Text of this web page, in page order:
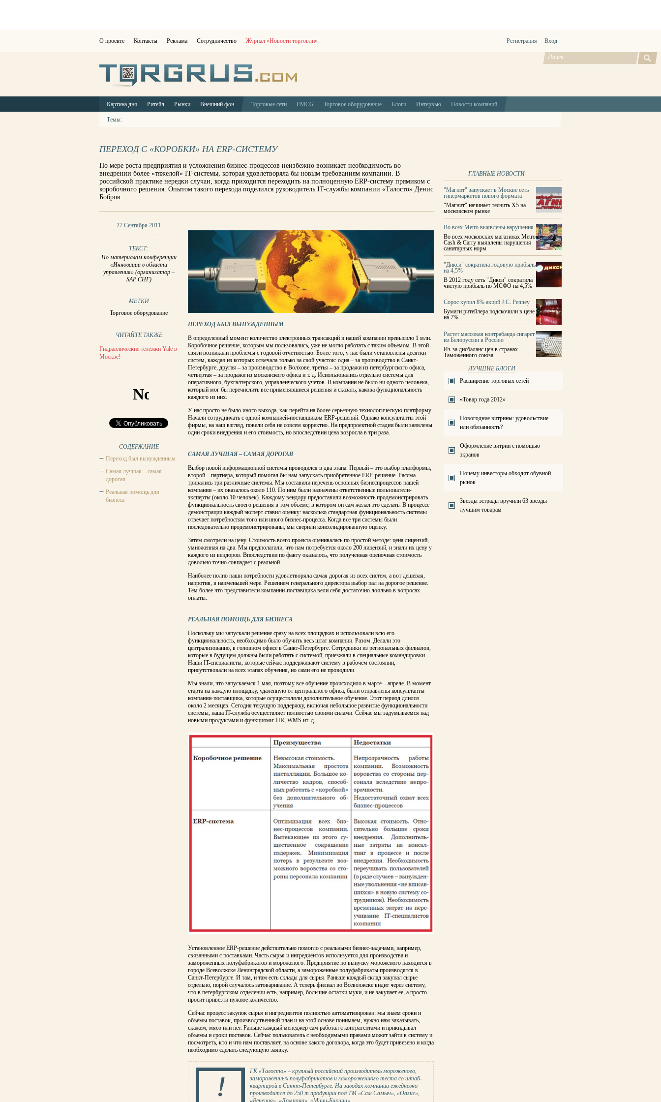
О проекте Контакты Реклама Сотрудничество Журнал «Новости торговли» Регистрация Вход
Картина дня Ритейл Рынки Внешний фон Торговые сети FMCG Торговое оборудование Блоги Интервью Новости компаний
Темы:
ПЕРЕХОД С «КОРОБКИ» НА ERP-СИСТЕМУ
По мере роста предприятия и усложнения бизнес-процессов неизбежно возникает необходимость во
внедрении более «тяжелой» IT-системы, которая удовлетворяла бы новым требованиям компании. В
российской практике нередки случаи, когда приходится переходить на полноценную ERP-систему прямиком с
коробочного решения. Опытом такого перехода поделился руководитель IT-службы компании «Талосто» Денис
Бобров.
27 Сентября 2011
ТЕКСТ:
По материалам конференции
«Инновации в области
управления» (организатор –
SAP СНГ)
МЕТКИ
Торговое оборудование
ЧИТАЙТЕ ТАКЖЕ
Гидравлические тележки Yale в
Москве!
СОДЕРЖАНИЕ
Переход был вынужденным
Самая лучшая – самая
дорогая
Реальная помощь для
бизнеса
ПЕРЕХОД БЫЛ ВЫНУЖДЕННЫМ
В определенный момент количество электронных трансакций в нашей ком­пании превысило 1 млн.
Коробочное ре­шение, которым мы пользовались, уже не могло работать с таким объемом. В этой
связи возникали проблемы с годовой отчетностью. Более того, у нас были установ­лены десятки
систем, каждая из которых отвечала только за свой участок: одна – за производство в Санкт-
Петербурге, дру­гая – за производство в Волхове, третья – за продажи из петербургского офиса,
четвертая – за продажи из московского офиса и т. д. Использовались отдельно си­стемы для
оперативного, бухгалтерского, управленческого учетов. В компании не было ни одного человека,
который мог бы перечислить все применявшиеся решения и сказать, какова функциональность
каждого из них.
У нас просто не было иного выхода, как перейти на более серьезную техно­логическую платформу.
Начали сотруд­ничать с одной компанией-поставщиком ERP-решений. Однако консультанты этой
фирмы, на наш взгляд, повели себя не совсем корректно. На предпроектной стадии были заявлены
одни сроки вне­дрения и его стоимость, но впоследствии цена возросла в три раза.
САМАЯ ЛУЧШАЯ – САМАЯ ДОРОГАЯ
Выбор новой информационной систе­мы проводился в два этапа. Первый – это выбор платформы,
второй – партне­ра, который помогал бы нам запускать приобретенное ERP-решение. Рассма­
тривались три различные системы. Мы составили перечень основных бизнес­процессов нашей
компании – их оказа­лось около 110. По ним были назначены ответственные пользователи-
эксперты (около 10 человек). Каждому вендору предоставили возможность продемон­стрировать
функциональность своего решения в том объеме, в котором он сам желал это сделать. В процессе
демон­страции каждый эксперт ставил оценку: насколько стандартная функциональ­ность системы
отвечает потребностям того или иного бизнес-процесса. Когда все три системы были
последовательно продемонстрированы, мы сверили кон­солидированную оценку.
Затем смотрели на цену. Стоимость всего проекта оценивалась по простой методе: цена лицензий,
умноженная на два. Мы предполагали, что нам потребу­ется около 200 лицензий, и знали их цену у
каждого из вендоров. Впоследствии по факту оказалось, что полученная оценоч­ная стоимость
довольно точно совпадает с реальной.
Наиболее полно наши потребности удовлетворяла самая дорогая из всех си­стем, а вот дешевая,
напротив, в наимень­шей мере. Решением генерального дирек­тора выбор пал на дорогое решение.
Тем более что представители компании-поставщика вели себя достаточно лояльно в вопросах
оплаты.
РЕАЛЬНАЯ ПОМОЩЬ ДЛЯ БИЗНЕСА
Поскольку мы запускали решение сра­зу на всех площадках и использовали всю его
функциональность, необходимо было обучить весь штат компании. Разом. Де­лали это
централизованно, в головном офисе в Санкт-Петербурге. Сотрудники из региональных филиалов,
которые в будущем должны были работать с систе­мой, приезжали в специальные коман­дировки.
Наши IT-специалисты, которые сейчас поддерживают систему в рабочем состоянии,
присутствовали на всех этапах обучения, но сами его не проводили.
Мы знали, что запускаемся 1 мая, по­этому все обучение происходило в мар­те – апреле. В момент
старта на каждую площадку, удаленную от центрального офиса, были отправлены консультанты
компании-поставщика, которые осущест­вляли дополнительное обучение. Этот период длился
около 2 месяцев. Сегодня текущую поддержку, включая небольшое развитие функциональности
системы, наша IT-служба осуществляет полностью своими силами. Сейчас мы задумываемся над
новыми продуктами и функциями: HR, WMS ит. д.
Установленное ERP-решение действи­тельно помогло с реальными бизнес-зада­чами, например,
связанными с поставка­ми. Часть сырья и ингредиентов исполь­зуется для производства и
замороженных полуфабрикатов и мороженого. Предпри­ятие по выпуску мороженого находится в
городе Всеволжске Ленинградской об­ласти, а замороженные полуфабрикаты производятся в
Санкт-Петербурге. И там, и там есть склады для сырья. Раньше каж­дый склад закупал сырье
отдельно, порой случалось затоваривание. А теперь фи­лиал во Всеволжске видит через систему,
что в петербургском отделении есть, на­пример, большие остатки муки, и не заку­пает ее, а просто
просит привезти нужное количество.
Сейчас процесс закупок сырья и ин­гредиентов полностью автоматизирован: мы знаем сроки и
объемы поставок, про­изводственный план и на этой основе по­нимаем, нужно нам заказывать,
скажем, мясо или нет. Раньше каждый менеджер сам работал с контрагентами и прики­дывал
объемы и сроки поставок. Сейчас пользователь с необходимыми правами может зайти в систему и
посмотреть, кто и что нам поставляет, на основе какого до­говора, когда это будет привезено и когда
необходимо сделать следующую заявку.
ГК «Талосто» – крупный российский производитель мороженого,
замороженных полуфабрикатов и замороженного теста со штаб-
квартирой в Санкт-Петербурге. На заводах компании ежедневно
производится до 250 т продукции под ТМ «Сам Самыч», «Оазис»,
«Венеция», «Домиана», «Мини-Бикини».
ГЛАВНЫЕ НОВОСТИ
"Магнит" запускает в Москве сеть
гипермаркетов нового формата
"Магнит" начинает теснить X5 на
московском рынке
Во всех Metro выявлены нарушения
Во всех московских магазинах Metro
Cash & Carry выявлены нарушения
санитарных норм
"Дикси" сократила годовую прибыль
на 4,5%
В 2012 году сеть "Дикси" сократила
чистую прибыль по МСФО на 4,5%
Сорос купил 8% акций J.C. Penney
Бумаги ритейлера подскочили в цене
на 7%
Растет массовая контрабанда сигарет
из Белоруссии в Россию
Из-за дисбаланс цен в странах
Таможенного союза
ЛУЧШИЕ БЛОГИ
Расширение торговых сетей
«Товар года 2012»
Новогодние витрины: удовольствие
или обязанность?
Оформление витрин с помощью
экранов
Почему инвесторы обходят обувной
рынок
Звезды эстрады вручили 63 звезды
лучшим товарам